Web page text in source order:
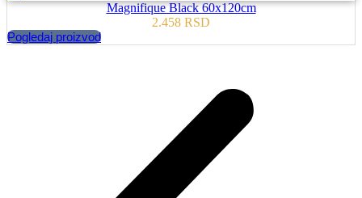
Magnifique Black 60x120cm
2.458 RSD
Pogledaj proizvod